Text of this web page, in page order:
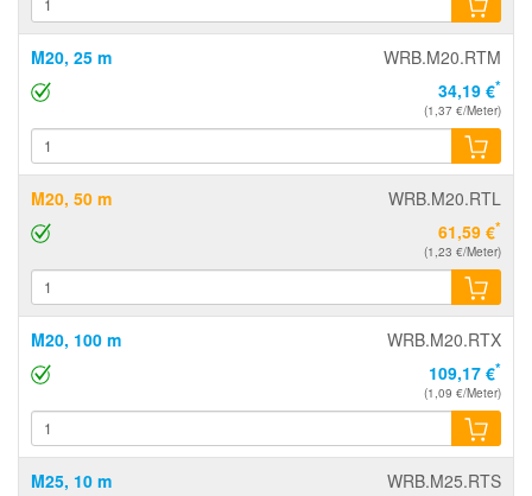
M20, 25 m
WRB.M20.RTM
34,19 €*
(1,37 €/Meter)
M20, 50 m
WRB.M20.RTL
61,59 €*
(1,23 €/Meter)
M20, 100 m
WRB.M20.RTX
109,17 €*
(1,09 €/Meter)
M25, 10 m
WRB.M25.RTS